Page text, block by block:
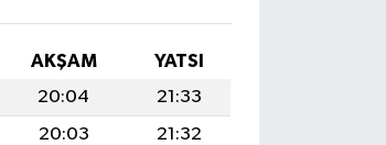
AKŞAM
YATSI
20:04
21:33
20:03
21:32